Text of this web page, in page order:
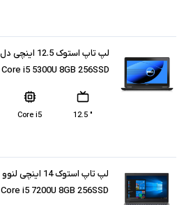
Core i5 5300U 8GB 256SSD
" 12.5
Core i5
Core i5 7200U 8GB 256SSD